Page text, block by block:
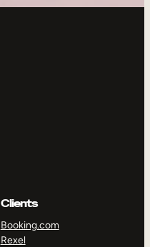
Clients
Booking.com
Rexel